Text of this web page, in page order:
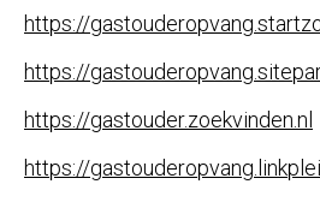
https://
https://
https://gastouder.zoekvinden.nl
https://